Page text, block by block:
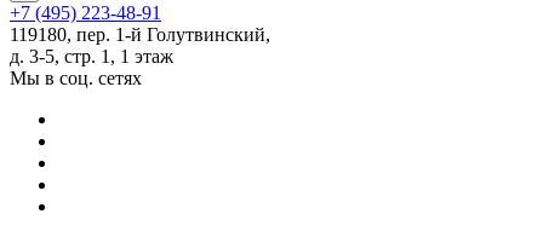
+7 (495) 223-48-91
119180, пер. 1-й Голутвинский,
д. 3-5, стр. 1, 1 этаж
Мы в соц. сетях